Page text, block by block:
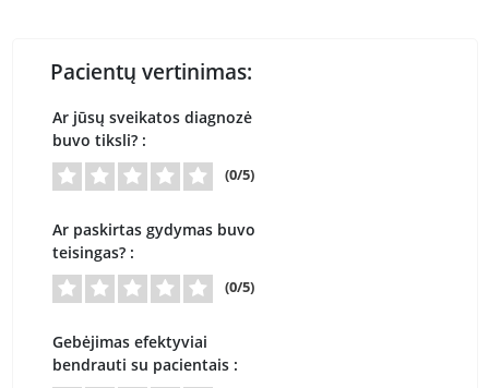
Pacientų vertinimas:
Ar jūsų sveikatos diagnozė
buvo tiksli? :
(0/5)
Ar paskirtas gydymas buvo
teisingas? :
(0/5)
Gebėjimas efektyviai
bendrauti su pacientais :